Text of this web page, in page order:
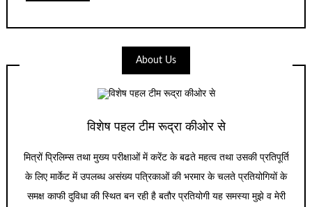
About Us
विशेष पहल टीम रूद्रा कीओर से
मित्रों प्रिलिम्स तथा मुख्य परीक्षाओं में करेंट के बढते महत्व तथा उसकी प्रतिपूर्ति
के लिए मार्केट में उपलब्ध असंख्य पत्रिकाओं की भरमार के चलते प्रतियोगियों के
समक्ष काफी दुविधा की स्थित बन रही है बतौर प्रतियोगी यह समस्या मुझे व मेरी